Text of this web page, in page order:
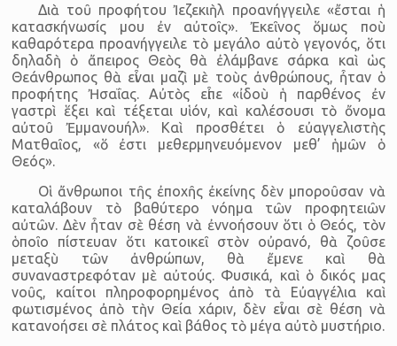
Διὰ τοῦ προφήτου Ἰεζεκιὴλ προανήγγειλε «ἔσται ἡ
κατασκήνωσίς μου ἐν αὐτοῖς». Ἐκεῖνος ὅμως ποὺ
καθαρότερα προανήγγειλε τὸ μεγάλο αὐτὸ γεγονός, ὅτι
δηλαδὴ ὁ ἄπειρος Θεὸς θὰ ἐλάμβανε σάρκα καὶ ὡς
Θεάνθρωπος θὰ εἶναι μαζὶ μὲ τοὺς ἀνθρώπους, ἦταν ὁ
προφήτης Ἠσαΐας. Αὐτὸς εἶπε «ἰδοὺ ἡ παρθένος ἐν
γαστρὶ ἕξει καὶ τέξεται υἱόν, καὶ καλέσουσι τὸ ὄνομα
αὐτοῦ Ἐμμανουήλ». Καὶ προσθέτει ὁ εὐαγγελιστὴς
Ματθαῖος, «ὅ ἐστι μεθερμηνευόμενον μεθ’ ἡμῶν ὁ
Θεός».
Οἱ ἄνθρωποι τῆς ἐποχῆς ἐκείνης δὲν μποροῦσαν νὰ
καταλάβουν τὸ βαθύτερο νόημα τῶν προφητειῶν
αὐτῶν. Δὲν ἦταν σὲ θέση νὰ ἐννοήσουν ὅτι ὁ Θεός, τὸν
ὁποῖο πίστευαν ὅτι κατοικεῖ στὸν οὐρανό, θὰ ζοῦσε
μεταξὺ τῶν ἀνθρώπων, θὰ ἔμενε καὶ θὰ
συναναστρεφόταν μὲ αὐτούς. Φυσικά, καὶ ὁ δικός μας
νοῦς, καίτοι πληροφορημένος ἀπὸ τὰ Εὐαγγέλια καὶ
φωτισμένος ἀπὸ τὴν Θεία χάριν, δὲν εἶναι σὲ θέση νὰ
κατανοήσει σὲ πλάτος καὶ βάθος τὸ μέγα αὐτὸ μυστήριο.